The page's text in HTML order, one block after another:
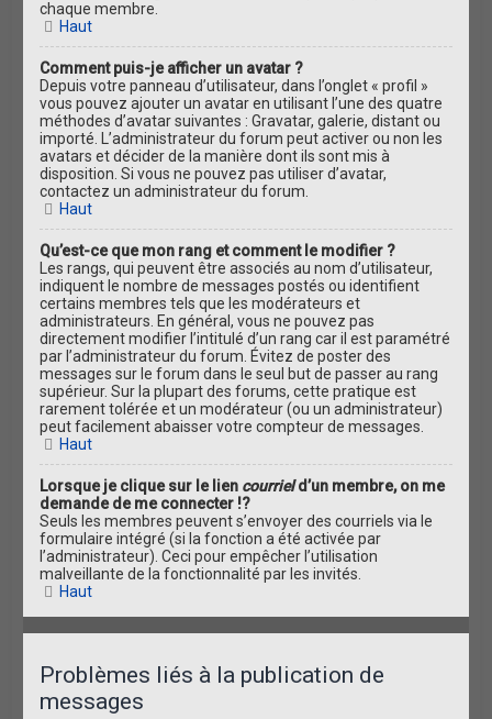
chaque membre.
Haut
Comment puis-je afficher un avatar ?
Depuis votre panneau d’utilisateur, dans l’onglet « profil »
vous pouvez ajouter un avatar en utilisant l’une des quatre
méthodes d’avatar suivantes : Gravatar, galerie, distant ou
importé. L’administrateur du forum peut activer ou non les
avatars et décider de la manière dont ils sont mis à
disposition. Si vous ne pouvez pas utiliser d’avatar,
contactez un administrateur du forum.
Haut
Qu’est-ce que mon rang et comment le modifier ?
Les rangs, qui peuvent être associés au nom d’utilisateur,
indiquent le nombre de messages postés ou identifient
certains membres tels que les modérateurs et
administrateurs. En général, vous ne pouvez pas
directement modifier l’intitulé d’un rang car il est paramétré
par l’administrateur du forum. Évitez de poster des
messages sur le forum dans le seul but de passer au rang
supérieur. Sur la plupart des forums, cette pratique est
rarement tolérée et un modérateur (ou un administrateur)
peut facilement abaisser votre compteur de messages.
Haut
Lorsque je clique sur le lien courrield’un membre, on me
demande de me connecter !?
Seuls les membres peuvent s’envoyer des courriels via le
formulaire intégré (si la fonction a été activée par
l’administrateur). Ceci pour empêcher l’utilisation
malveillante de la fonctionnalité par les invités.
Haut
Problèmes liés à la publication de
messages